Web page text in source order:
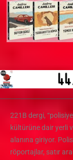
221B dergi,
kültürüne dair yerli
alanına giriyor.
röportajlar, satır